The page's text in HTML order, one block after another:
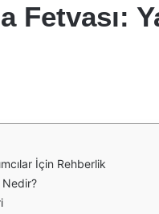
Fetvası:
İçin Rehberlik
Nedir?